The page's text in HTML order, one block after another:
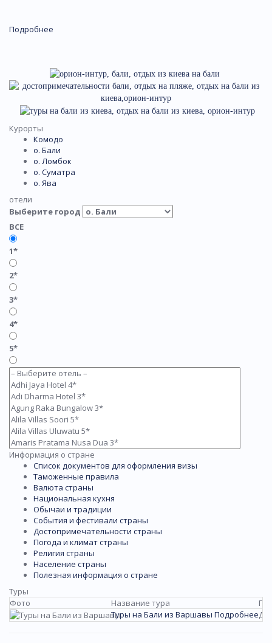
Подробнее
Курорты
Комодо
о. Бали
о. Ломбок
о. Суматра
о. Ява
отели
Выберите город
ВСЕ
1*
2*
3*
4*
5*
Информация о стране
Список документов для оформления визы
Таможенные правила
Валюта страны
Национальная кухня
Обычаи и традиции
События и фестивали страны
Достопримечательности страны
Погода и климат страны
Религия страны
Население страны
Полезная информация о стране
Туры
Фото
Название тура
Туры на Бали из Варшавы Подробнее